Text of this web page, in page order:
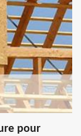
pour